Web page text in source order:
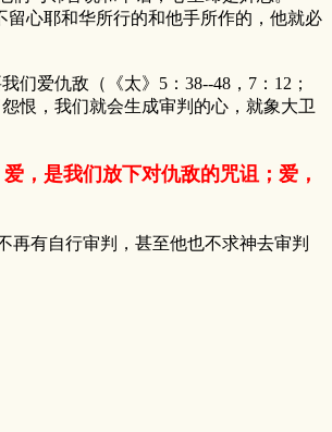
留心耶和华所行的和他手所作的，他就必
爱仇敌（《太》5：38--48，7：12；
恨，我们就会生成审判的心，就象大卫
，是我们放下对仇敌的咒诅；爱，
有自行审判，甚至他也不求神去审判